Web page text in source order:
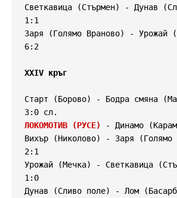
Светкавица (Стърмен) - Дунав
1:1
Заря (Голямо Враново) - Урожай
6:2
XXIV кръг
Старт (Борово) - Бодра смяна
ЛОКОМОТИВ (РУСЕ)
- Динамо
Вихър (Николово) - Заря (Голямо
2:1
Урожай (Мечка) - Светкавица
1:0
Дунав (Сливо поле) - Лом